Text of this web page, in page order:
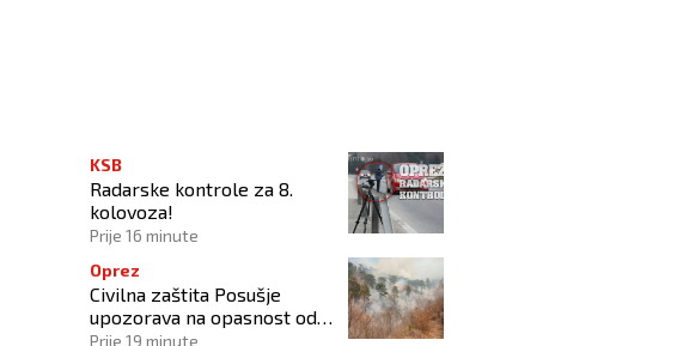
maloprodaje
KSB
Radarske kontrole za 8.
kolovoza!
Prije 16 minute
Oprez
Civilna zaštita Posušje
upozorava na opasnost od
požara na Blidinju
Prije 19 minute